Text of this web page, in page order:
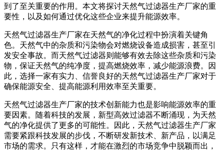
到了至关重要的作用。本文将探讨天然气过滤器生产厂家的重
要性，以及如何通过优化这些企业来提升能源效率。
天然气过滤器生产厂家在天然气的净化过程中扮演着关键角
色。天然气中的杂质和污染物会对燃烧设备造成损害，甚至引
发安全事故。而天然气过滤器则能够有效去除这些杂质和污染
物，保证天然气的纯净度，提高燃烧效率，减少能源浪费。因
此，选择一家有实力、信誉良好的天然气过滤器生产厂家对于
确保能源安全、提高能源利用效率至关重要。
天然气过滤器生产厂家的技术创新能力也是影响能源效率的重
要因素。随着科技的发展，新型高效过滤器不断涌现，为天然
气的净化提供了更多的可能性。因此，天然气过滤器生产厂家
需要紧跟科技发展的步伐，不断研发新技术、新产品，以满足
市场的需求。只有这样，才能在激烈的市场竞争中脱颖而出，